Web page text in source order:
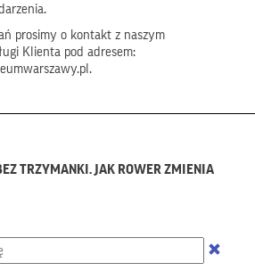
prosimy o kontakt z naszym
Klienta pod adresem:
TRZYMANKI. JAK ROWER ZMIENIA